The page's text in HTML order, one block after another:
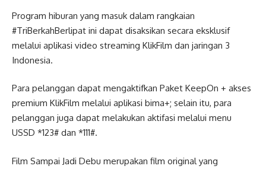
Program hiburan yang masuk dalam rangkaian
#TriBerkahBerlipat ini dapat disaksikan secara eksklusif
melalui aplikasi video streaming KlikFilm dan jaringan 3
Indonesia.
Para pelanggan dapat mengaktifkan Paket KeepOn + akses
premium KlikFilm melalui aplikasi bima+; selain itu, para
pelanggan juga dapat melakukan aktifasi melalui menu
USSD *123# dan *111#.
Film Sampai Jadi Debu merupakan film original yang